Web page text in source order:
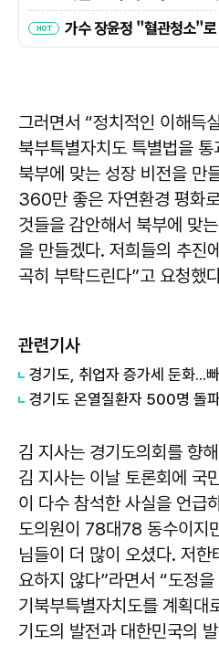
그러면서 “정치적인 이해득
북부특별자치도 특별법을
북부에 맞는 성장 비전을 만
360만 좋은 자연환경 평화
것들을 감안해서 북부에 맞
을 만들겠다. 저희들의 추진
곡히 부탁드린다”고 요청했
관련기사
경기도 온열질환자 500명 돌
김 지사는 경기도의회를 향
김 지사는 이날 토론회에 국
이 다수 참석한 사실을 언급
도의원이 78대78 동수이지
님들이 더 많이 오셨다. 저
요하지 않다”라면서 “도정
기북부특별자치도를 계획대
기도의 발전과 대한민국의